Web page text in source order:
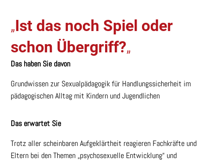
„Ist das noch Spiel oder
schon Übergriff?„
Das haben Sie davon
Grundwissen zur Sexualpädagogik für Handlungssicherheit im
pädagogischen Alltag mit Kindern und Jugendlichen
Das erwartet Sie
Trotz aller scheinbaren Aufgeklärtheit reagieren Fachkräfte und
Eltern bei den Themen „psychosexuelle Entwicklung“ und